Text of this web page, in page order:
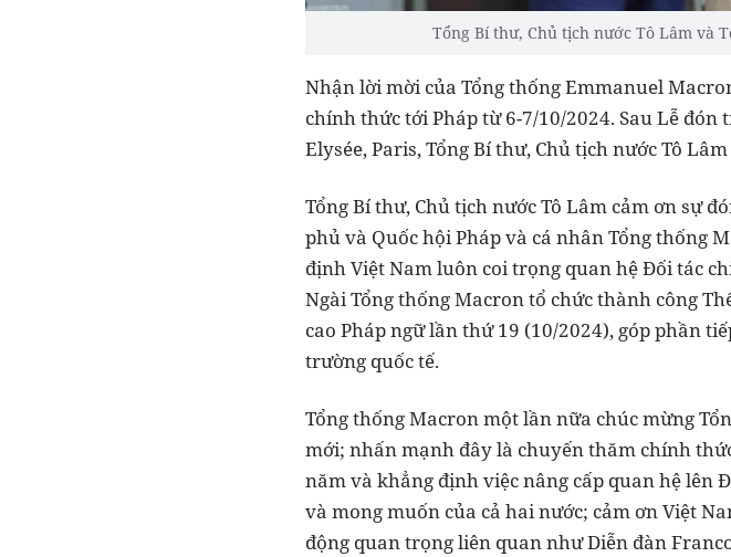
Tổng Bí thư, Chủ tịch nước Tô Lâm và
Nhận lời mời của Tổng thống Emmanuel
chính thức tới Pháp từ 6-7/10/2024. Sau Lễ
Elysée, Paris, Tổng Bí thư, Chủ tịch nước Tô
Tổng Bí thư, Chủ tịch nước Tô Lâm cảm ơn sự
phủ và Quốc hội Pháp và cá nhân Tổng thống
định Việt Nam luôn coi trọng quan hệ Đối tác
Ngài Tổng thống Macron tổ chức thành công
cao Pháp ngữ lần thứ 19 (10/2024), góp phần
trường quốc tế.
Tổng thống Macron một lần nữa chúc mừng
mới; nhấn mạnh đây là chuyến thăm chính
năm và khẳng định việc nâng cấp quan hệ lên
và mong muốn của cả hai nước; cảm ơn Việt
động quan trọng liên quan như Diễn đàn